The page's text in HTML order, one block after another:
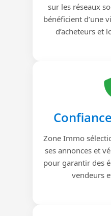
sur les réseaux
bénéficient d’une
d’acheteurs et
Zone Immo
ses annonces et
pour garantir des
vendeurs